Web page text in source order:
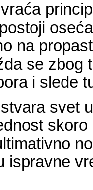
na
se zbog
i slede
svet
ispravne